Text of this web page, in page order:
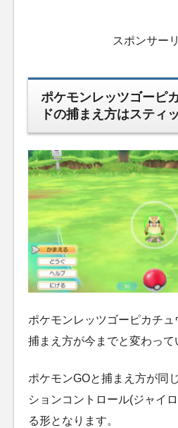
スポンサー
ポケモンレッツゴーピ
ドの捕まえ方はスティ
ポケモンレッツゴーピカチ
捕まえ方が今までと変わって
ポケモンGOと捕まえ方が同
ションコントロール(ジャイ
る形となります。